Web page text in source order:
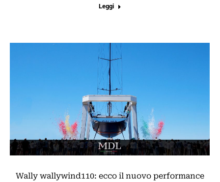
Leggi
Wally wallywind110: ecco il nuovo performance